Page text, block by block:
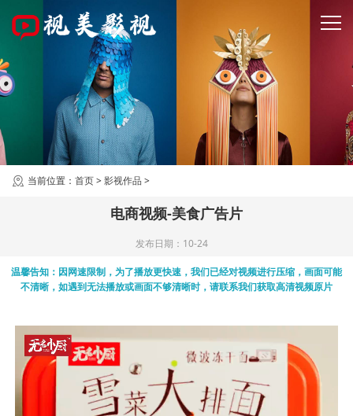
当前位置： 首页>影视作品 >
电商视频-美食广告片
发布日期：10-24
温馨告知：因网速限制，为了播放更快速，我们已经对视频进行压缩，画面可能
不清晰，如遇到无法播放或画面不够清晰时，请联系我们获取高清视频原片